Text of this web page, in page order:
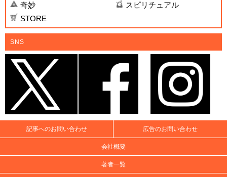
奇妙
スピリチュアル
STORE
SNS
記事へのお問い合わせ 広告のお問い合わせ
会社概要
著者一覧